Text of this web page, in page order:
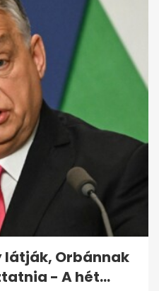
a
nyaralás -...
látják, Orbánnak
- A hét...